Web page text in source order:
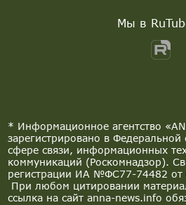
* Информационное агентство
зарегистрировано в
сфере связи, информационных
коммуникаций (Роскомнадзор).
регистрации ИА №ФС77-74482 от
При любом цитировании
ссылка на сайт anna-news.info
Мы в